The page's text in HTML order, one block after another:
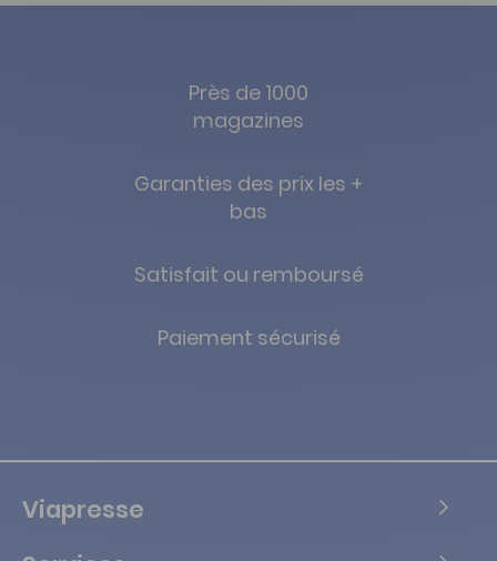
Près de 1000
magazines
Garanties des prix les +
bas
Satisfait ou remboursé
Paiement sécurisé
Viapresse